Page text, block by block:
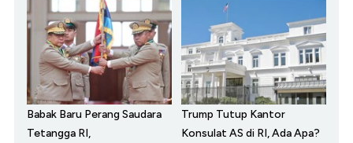
Babak Baru Perang Saudara
Tetangga RI,
Trump Tutup Kantor
Konsulat AS di RI, Ada Apa?